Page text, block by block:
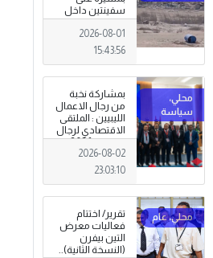
سفينتين داخل
ميناء دمياط؟
(قراءة تحليلية)
2026-08-01
15:43:56
بمشاركة نخبة
من رجال الاعمال
الليبيين : الملتقى
الاقتصادي لرجال
الاعمال 2026
تبدأ فعاليات
بمدينة سرت .
2026-08-02
23:03:10
تقرير/ اختتام
فعاليات معرض
التين بيفرن
(النسخة الثانية)..